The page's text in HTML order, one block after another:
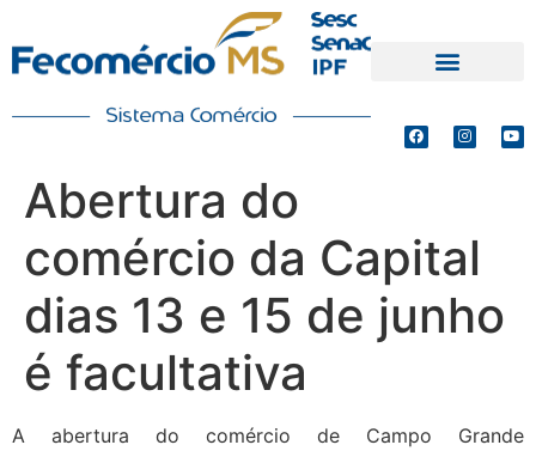
Abertura do
comércio da Capital
dias 13 e 15 de junho
é facultativa
A abertura do comércio de Campo Grande